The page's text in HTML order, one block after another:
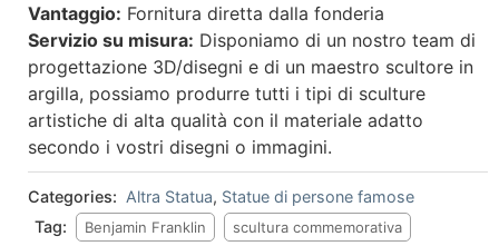
Vantaggio: Fornitura diretta dalla fonderia
Servizio su misura: Disponiamo di un nostro team di
progettazione 3D/disegni e di un maestro scultore in
argilla, possiamo produrre tutti i tipi di sculture
artistiche di alta qualità con il materiale adatto
secondo i vostri disegni o immagini.
Categories: Altra Statua, Statue di persone famose
Tag:
Benjamin Franklin
scultura commemorativa